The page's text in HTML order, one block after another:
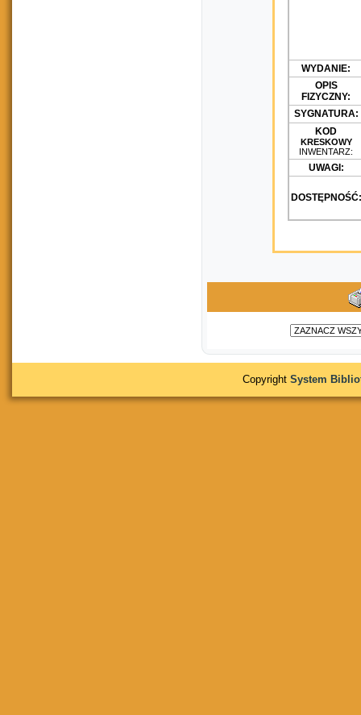
WYDANIE:
OPIS
FIZYCZNY:
SYGNATURA:
KOD
KRESKOWY
INWENTARZ:
UWAGI:
DOSTĘPNOŚĆ:
Copyright System